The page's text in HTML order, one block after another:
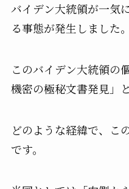
バイデン大統領が一気
る事態が発生しました。
このバイデン大統領の
機密の極秘文書発見」
どのような経緯で、こ
です。